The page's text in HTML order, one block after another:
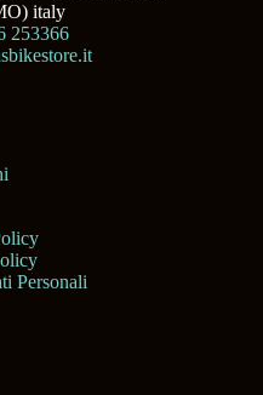
italy
253366
Personali